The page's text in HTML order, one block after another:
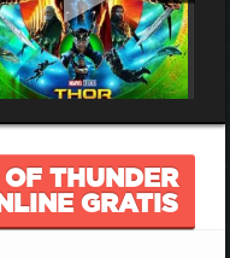
THUNDER
GRATIS